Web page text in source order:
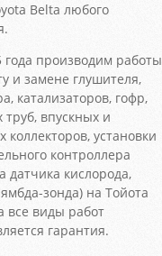
Belta любого
производим работы
и замене глушителя,
катализаторов, гофр,
впускных и
коллекторов, установки
контроллера
датчика кислорода,
зонда) на Тойота
все виды работ
гарантия.